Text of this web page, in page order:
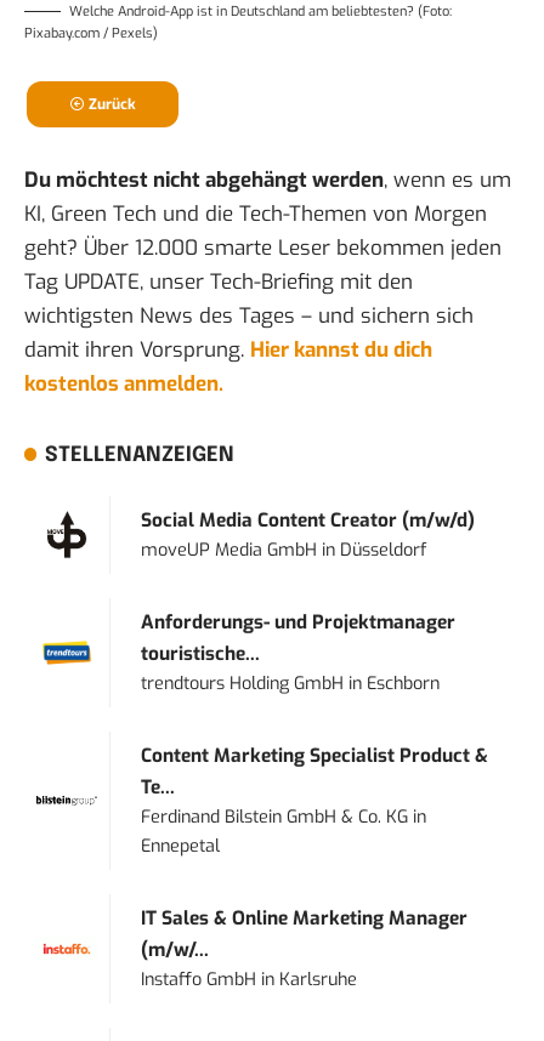
Welche Android-App ist in Deutschland am beliebtesten? (Foto:
Pixabay.com / Pexels)
Zurück
Du möchtest nicht abgehängt werden, wenn es um
KI, Green Tech und die Tech-Themen von Morgen
geht? Über 12.000 smarte Leser bekommen jeden
Tag UPDATE, unser Tech-Briefing mit den
wichtigsten News des Tages – und sichern sich
damit ihren Vorsprung. Hier kannst du dich
kostenlos anmelden.
STELLENANZEIGEN
Social Media Content Creator (m/w/d)
moveUP Media GmbH in Düsseldorf
Anforderungs- und Projektmanager
touristische...
trendtours Holding GmbH in Eschborn
Content Marketing Specialist Product &
Te...
Ferdinand Bilstein GmbH & Co. KG in
Ennepetal
IT Sales & Online Marketing Manager
(m/w/...
Instaffo GmbH in Karlsruhe